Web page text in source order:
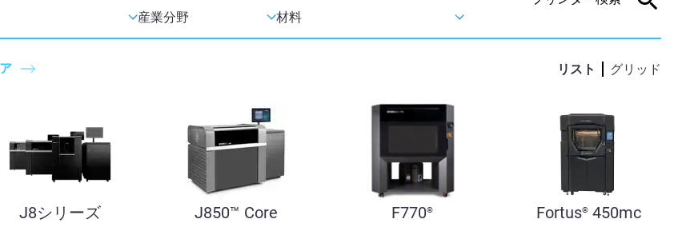
リスト グリッド
J8シリーズ J850™ Core F770® Fortus®450mc